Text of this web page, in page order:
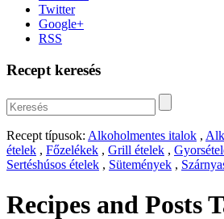
Twitter
Google+
RSS
Recept keresés
Recept típusok: Alkoholmentes italok ,
ételek , Főzelékek , Grill ételek ,
Sertéshúsos ételek , Sütemények ,
Recipes and Posts